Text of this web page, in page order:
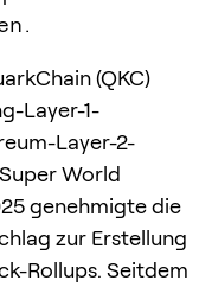
(QKC)
Layer-1-
Layer-2-
World
genehmigte die
zur Erstellung
Rollups. Seitdem